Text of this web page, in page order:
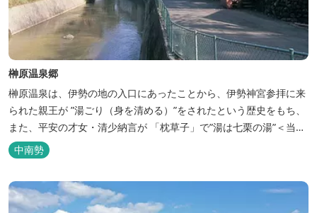
榊原温泉郷
榊原温泉は、伊勢の地の入口にあったことから、伊勢神宮参拝に来
られた親王が ”湯ごり（身を清める）”をされたという歴史をもち、
また、平安の才女・清少納言が 「枕草子」で”湯は七栗の湯”＜当時
の呼び名＞と称えており、 出雲の神を温泉の守り神として祀ってい
ることもあって、恋の和歌も多く残っています。 このように、宮中
心身の癒し...
中南勢